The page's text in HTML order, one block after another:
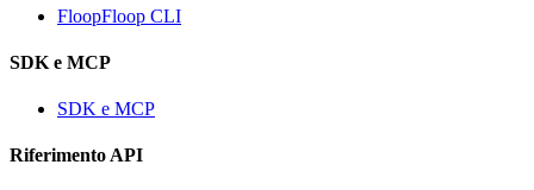
FloopFloop CLI
SDK e MCP
SDK e MCP
Riferimento API